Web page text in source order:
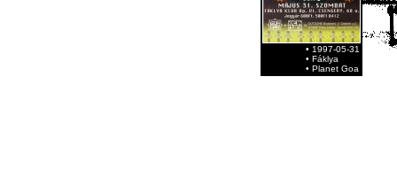
• 1997-05-31
• Fáklya
• Planet Goa